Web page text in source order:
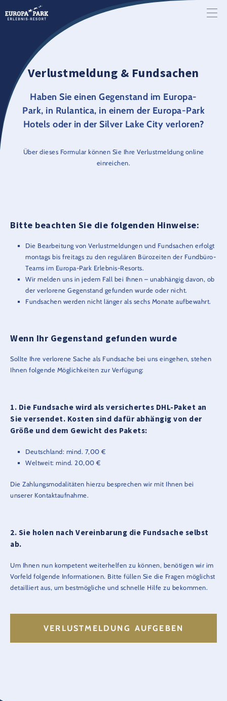
Verlustmeldung & Fundsachen
Haben Sie einen Gegenstand im Europa-
Park, in Rulantica, in einem der Europa-Park
Hotels oder in der Silver Lake City verloren?
Über dieses Formular können Sie Ihre Verlustmeldung online
einreichen.
Bitte beachten Sie die folgenden Hinweise:
Die Bearbeitung von Verlustmeldungen und Fundsachen erfolgt
montags bis freitags zu den regulären Bürozeiten der Fundbüro-
Teams im Europa-Park Erlebnis-Resorts.
Wir melden uns in jedem Fall bei Ihnen – unabhängig davon, ob
der verlorene Gegenstand gefunden wurde oder nicht.
Fundsachen werden nicht länger als sechs Monate aufbewahrt.
Wenn Ihr Gegenstand gefunden wurde
Sollte Ihre verlorene Sache als Fundsache bei uns eingehen, stehen
Ihnen folgende Möglichkeiten zur Verfügung:
1. Die Fundsache wird als versichertes DHL-Paket an
Sie versendet. Kosten sind dafür abhängig von der
Größe und dem Gewicht des Pakets:
Deutschland: mind. 7,00 €
Weltweit: mind. 20,00 €
Die Zahlungsmodalitäten hierzu besprechen wir mit Ihnen bei
unserer Kontaktaufnahme.
2. Sie holen nach Vereinbarung die Fundsache selbst
ab.
Um Ihnen nun kompetent weiterhelfen zu können, benötigen wir im
Vorfeld folgende Informationen. Bitte füllen Sie die Fragen möglichst
detailliert aus, um bestmögliche und schnelle Hilfe zu bekommen.